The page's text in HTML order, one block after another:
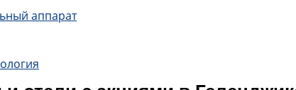
аппарат